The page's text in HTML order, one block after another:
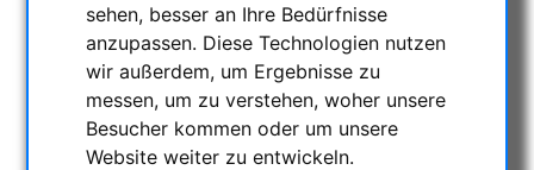
sehen, besser an Ihre Bedürfnisse
anzupassen. Diese Technologien nutzen
wir außerdem, um Ergebnisse zu
messen, um zu verstehen, woher unsere
Besucher kommen oder um unsere
Website weiter zu entwickeln.
ASTROEINSTIEG
SONNENBEOBACHTUNG
FERNGLÄSER, SPEKTIVE
TELESKOPE
MONTIERUNGEN & STATIVE